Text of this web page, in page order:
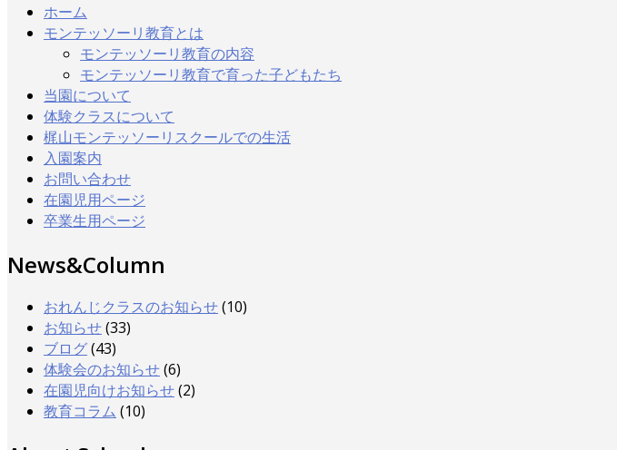
ホーム
モンテッソーリ教育とは
モンテッソーリ教育の内容
モンテッソーリ教育で育った子どもたち
当園について
体験クラスについて
梶山モンテッソーリスクールでの生活
入園案内
お問い合わせ
在園児用ページ
卒業生用ページ
News&Column
おれんじクラスのお知らせ(10)
お知らせ(33)
ブログ(43)
体験会のお知らせ(6)
在園児向けお知らせ(2)
教育コラム (10)